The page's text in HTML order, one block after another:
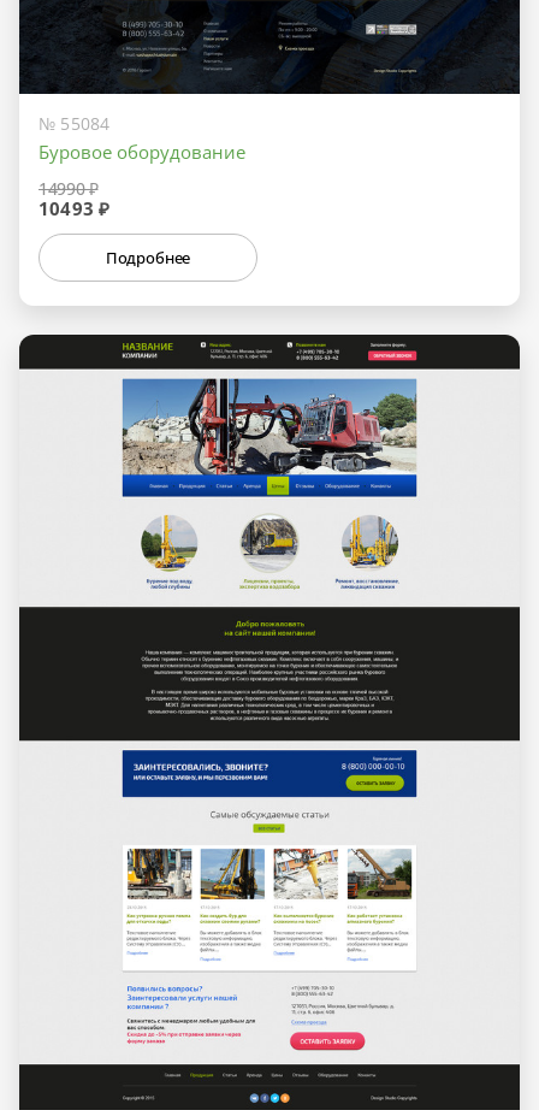
№ 55084
Буровое оборудование
14990 ₽
10493 ₽
Подробнее